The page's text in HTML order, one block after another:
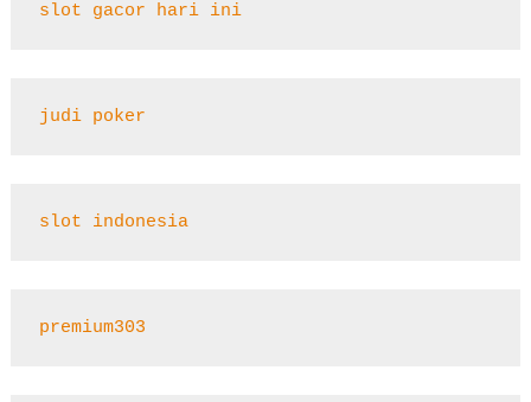
slot gacor hari ini
judi poker
slot indonesia
premium303